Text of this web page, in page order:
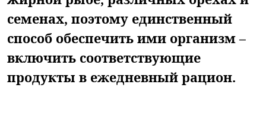
семенах, поэтому единственный
способ обеспечить ими организм –
включить соответствующие
продукты в ежедневный рацион.